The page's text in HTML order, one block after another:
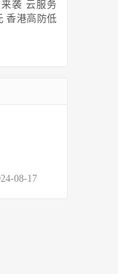
袭 云服务
香港高防低
08-17